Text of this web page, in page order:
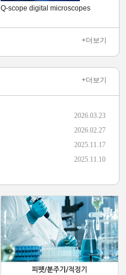
Q-scope digital microscopes
+더보기
+더보기
2026.03.23
2026.02.27
2025.11.17
2025.11.10